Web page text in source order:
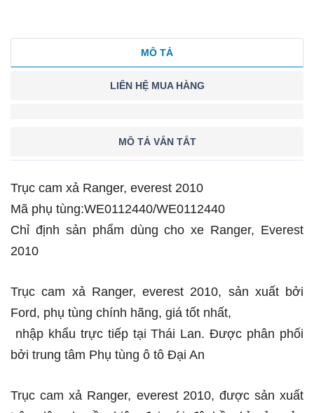
MÔ TẢ
LIÊN HỆ MUA HÀNG
MÔ TẢ VẮN TẮT
Trục cam xả Ranger, everest 2010
Mã phụ tùng:WE0112440/WE0112440
Chỉ định sản phẩm dùng cho xe Ranger, Everest
2010
Trục cam xả Ranger, everest 2010, sản xuất bởi
Ford, phụ tùng chính hãng, giá tốt nhất,
nhập khẩu trực tiếp tại Thái Lan. Được phân phối
bởi trung tâm Phụ tùng ô tô Đại An
Trục cam xả Ranger, everest 2010, được sản xuất